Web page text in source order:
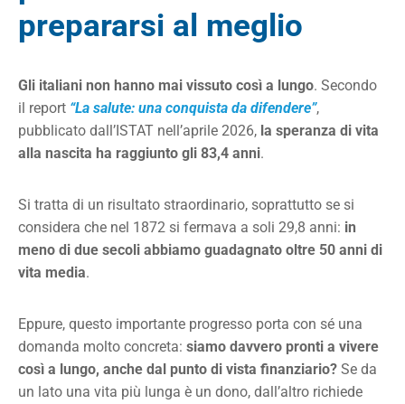
prepararsi al meglio
Gli italiani non hanno mai vissuto così a lungo. Secondo
il report “La salute: una conquista da difendere”,
pubblicato dall’ISTAT nell’aprile 2026, la speranza di vita
alla nascita ha raggiunto gli 83,4 anni.
Si tratta di un risultato straordinario, soprattutto se si
considera che nel 1872 si fermava a soli 29,8 anni: in
meno di due secoli abbiamo guadagnato oltre 50 anni di
vita media.
Eppure, questo importante progresso porta con sé una
domanda molto concreta: siamo davvero pronti a vivere
così a lungo, anche dal punto di vista finanziario? Se da
un lato una vita più lunga è un dono, dall’altro richiede